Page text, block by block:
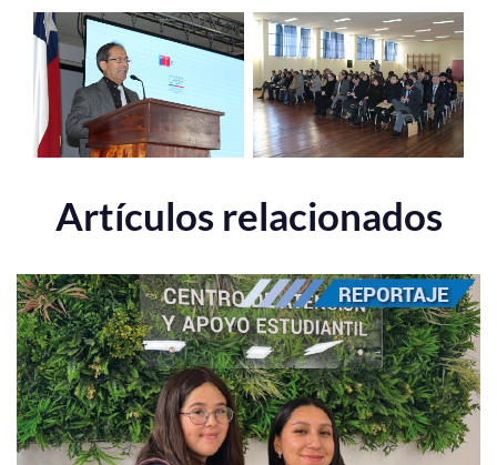
Artículos relacionados